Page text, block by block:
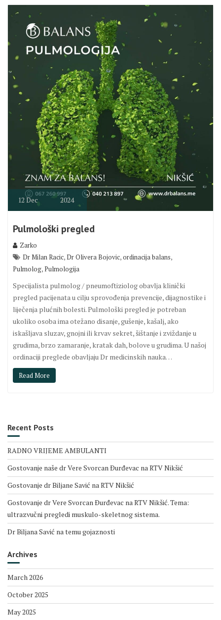
12 Dec 2024
Pulmološki pregled
Zarko
Dr Milan Racic,Dr Olivera Bojovic,ordinacija balans,
Pulmolog,Pulmologija
Specijalista pulmolog / pneumoftiziolog obavlja klinički
pregled pacijenata u cilju sprovođenja prevencije, dijagnostike i
liječenja plućnih bolesti. Pulmološki pregled je potreban
ukoliko osoba ima otežano disanje, gušenje, kašalj, ako
iskašljava sluzav, gnojni ili krvav sekret, šištanje i zviždanje u
grudima, brzo zamaranje, kratak dah, bolove u grudima. U našoj
ordinaciji preglede obavljaju Dr medicinskih nauka…
Read More
Recent Posts
RADNO VRIJEME AMBULANTI
Gostovanje naše dr Vere Svorcan Ðurđevac na RTV Nikšić
Gostovanje dr Biljane Savić na RTV Nikšić
Gostovanje dr Vere Svorcan Ðurđevac na RTV Nikšić. Tema:
ultrazvučni pregledi muskulo-skeletnog sistema.
Dr Biljana Savić na temu gojaznosti
Archives
March 2026
October 2025
May 2025